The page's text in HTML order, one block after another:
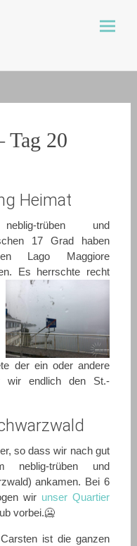
Tag 20
Heimat
trüben und
17 Grad haben
Lago Maggiore
Es herrschte recht
der ein oder andere
wir endlich den St.-
so dass wir nach gut
neblig-trüben und
ankamen. Bei 6
wir unser Quartier
vorbei.🥶
ist die ganzen